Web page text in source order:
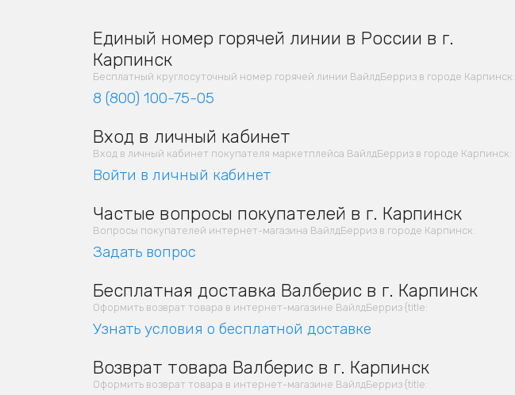
Единый номер горячей линии в России в г.
Карпинск
Бесплатный круглосуточный номер горячей линии ВайлдБерриз в городе Карпинск:
8 (800) 100-75-05
Вход в личный кабинет
Вход в личный кабинет покупателя маркетплейса ВайлдБерриз в городе Карпинск:
Войти в личный кабинет
Частые вопросы покупателей в г. Карпинск
Вопросы покупателей интернет-магазина ВайлдБерриз в городе Карпинск:
Задать вопрос
Бесплатная доставка Валберис в г. Карпинск
Оформить возврат товара в интернет-магазине ВайлдБерриз {title:
Узнать условия о бесплатной доставке
Возврат товара Валберис в г. Карпинск
Оформить возврат товара в интернет-магазине ВайлдБерриз {title: